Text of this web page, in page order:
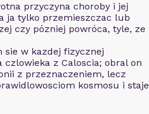
przyczyna choroby i jej
ja tylko przemieszczac lub
czy pózniej powróca, tyle, ze
sie w kazdej fizycznej
z Caloscia; obral on
z przeznaczeniem, lecz
kosmosu i staje